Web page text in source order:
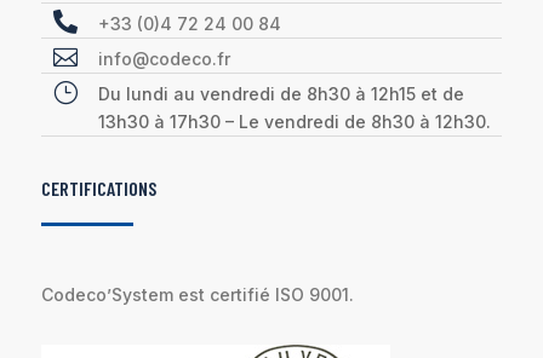
 +33 (0)4 72 24 00 84
 info@codeco.fr
}
Du lundi au vendredi de 8h30 à 12h15 et de
13h30 à 17h30 – Le vendredi de 8h30 à 12h30.
CERTIFICATIONS
Codeco’System est certifié ISO 9001.